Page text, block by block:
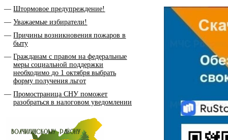
Штормовое предупреждение!
Уважаемые избиратели!
Причины возникновения пожаров в
быту
Гражданам с правом на федеральные
меры социальной поддержки
необходимо до 1 октября выбрать
форму получения льгот
Промостраница СНУ поможет
разобраться в налоговом уведомлении